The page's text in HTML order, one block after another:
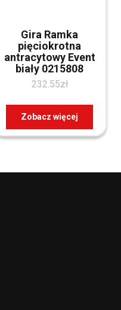
Gira Ramka
pięciokrotna
antracytowy Event
biały 0215808
232.55zł
Zobacz więcej